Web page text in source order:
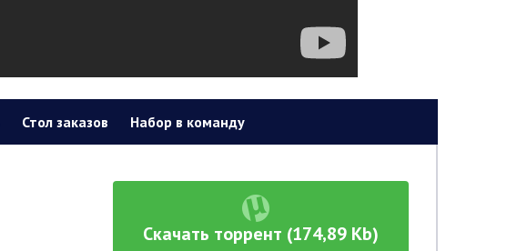
Стол заказов Набор в команду
Скачать торрент (174,89 Kb)